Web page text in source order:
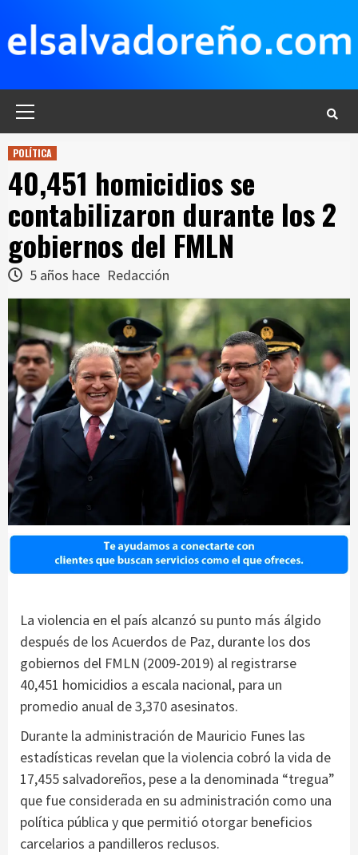
contenido
POLÍTICA
40,451 homicidios se
contabilizaron durante los 2
gobiernos del FMLN
5 años hace Redacción
La violencia en el país alcanzó su punto más álgido
después de los Acuerdos de Paz, durante los dos
gobiernos del FMLN (2009-2019) al registrarse
40,451 homicidios a escala nacional, para un
promedio anual de 3,370 asesinatos.
Durante la administración de Mauricio Funes las
estadísticas revelan que la violencia cobró la vida de
17,455 salvadoreños, pese a la denominada “tregua”
que fue considerada en su administración como una
política pública y que permitió otorgar beneficios
carcelarios a pandilleros reclusos.